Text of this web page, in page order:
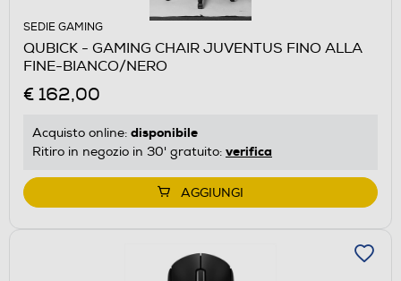
SEDIE GAMING
QUBICK - GAMING CHAIR JUVENTUS FINO ALLA
FINE-BIANCO/NERO
€ 162,00
Acquisto online: disponibile
Ritiro in negozio in 30' gratuito: verifica
AGGIUNGI